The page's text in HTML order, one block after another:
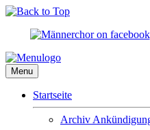
Menu
Startseite
Archiv